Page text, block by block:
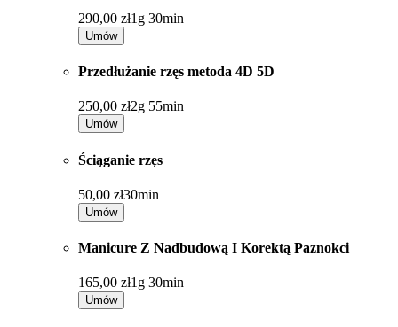
290,00 zł1g 30min
Umów
Przedłużanie rzęs metoda 4D 5D
250,00 zł2g 55min
Umów
Ściąganie rzęs
50,00 zł30min
Umów
Manicure Z Nadbudową I Korektą Paznokci
165,00 zł1g 30min
Umów